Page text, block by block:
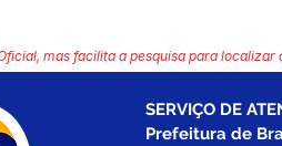
mas facilita a pesquisa para localizar
SERVIÇO DE
Prefeitura de